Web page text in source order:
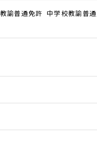
諭普通免許 中学校教諭普